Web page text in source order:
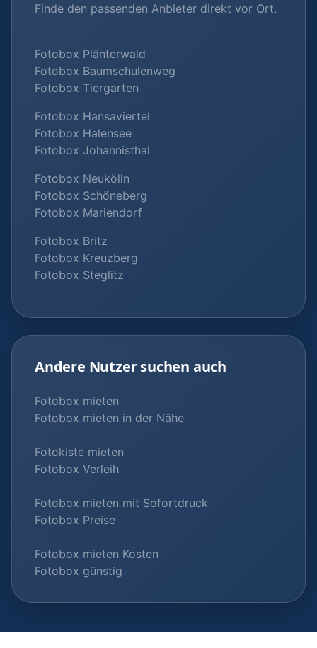
Finde den passenden Anbieter direkt vor Ort.
Fotobox Plänterwald
Fotobox Baumschulenweg
Fotobox Tiergarten
Fotobox Hansaviertel
Fotobox Halensee
Fotobox Johannisthal
Fotobox Neukölln
Fotobox Schöneberg
Fotobox Mariendorf
Fotobox Britz
Fotobox Kreuzberg
Fotobox Steglitz
Andere Nutzer suchen auch
Fotobox mieten
Fotobox mieten in der Nähe
Fotokiste mieten
Fotobox Verleih
Fotobox mieten mit Sofortdruck
Fotobox Preise
Fotobox mieten Kosten
Fotobox günstig